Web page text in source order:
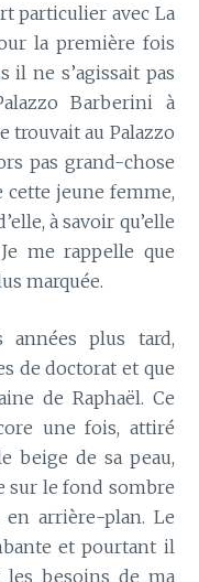
particulier avec La
la première fois
il ne s’agissait pas
Barberini à
trouvait au Palazzo
pas grand-chose
cette jeune femme,
à savoir qu’elle
me rappelle que
marquée.
années plus tard,
de doctorat et que
de Raphaël. Ce
une fois, attiré
beige de sa peau,
sur le fond sombre
arrière-plan. Le
et pourtant il
besoins de ma